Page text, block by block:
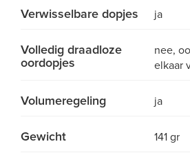
Verwisselbare dopjes ja
Volledig draadloze
oordopjes
nee,
elkaar
Volumeregeling ja
Gewicht 141 gr